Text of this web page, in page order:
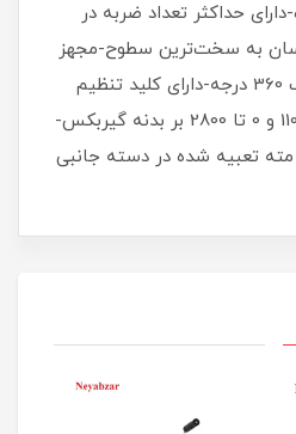
حداکثر تعداد ضربه در
به سخت‌ترین سطوح-مجهز
به دسته گردان ارگونومیک 360 درجه-دارای کلید تنظیم
سرعت در دو حالت 0 تا 1100 و 0 تا 2800 بر بدنه گیربکس-
مته تعبیه شده در دسته جانبی